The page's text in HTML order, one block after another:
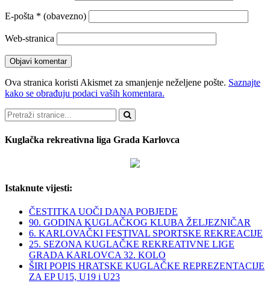
E-pošta * (obavezno)
Web-stranica
Ova stranica koristi Akismet za smanjenje neželjene pošte. Saznajte
kako se obrađuju podaci vaših komentara.
Pretraži
Kuglačka rekreativna liga Grada Karlovca
Istaknute vijesti:
ČESTITKA UOČI DANA POBJEDE
90. GODINA KUGLAČKOG KLUBA ŽELJEZNIČAR
6. KARLOVAČKI FESTIVAL SPORTSKE REKREACIJE
25. SEZONA KUGLAČKE REKREATIVNE LIGE
GRADA KARLOVCA 32. KOLO
ŠIRI POPIS HRATSKE KUGLAČKE REPREZENTACIJE
ZA EP U15, U19 i U23